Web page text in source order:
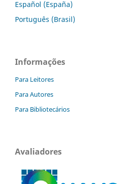
Español (España)
Português (Brasil)
Informações
Para Leitores
Para Autores
Para Bibliotecários
Avaliadores